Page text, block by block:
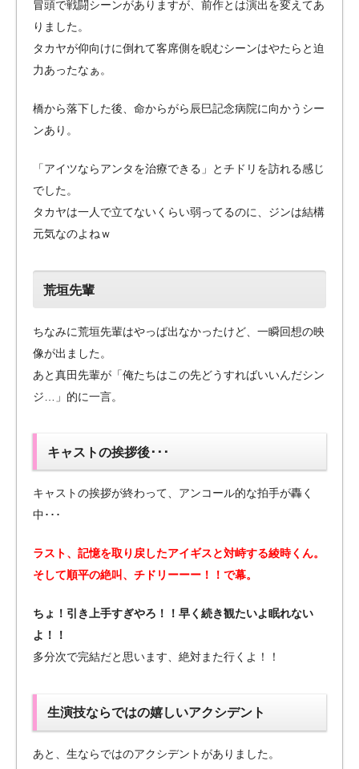
冒頭で戦闘シーンがありますが、前作とは演出を変えてあ
りました。
タカヤが仰向けに倒れて客席側を睨むシーンはやたらと迫
力あったなぁ。
橋から落下した後、命からがら辰巳記念病院に向かうシー
ンあり。
「アイツならアンタを治療できる」とチドリを訪れる感じ
でした。
タカヤは一人で立てないくらい弱ってるのに、ジンは結構
元気なのよねｗ
荒垣先輩
ちなみに荒垣先輩はやっば出なかったけど、一瞬回想の映
像が出ました。
あと真田先輩が「俺たちはこの先どうすればいいんだシン
ジ…」的に一言。
キャストの挨拶後･･･
キャストの挨拶が終わって、アンコール的な拍手が轟く
中･･･
ラスト、記憶を取り戻したアイギスと対峙する綾時くん。
そして順平の絶叫、チドリーーー！！で幕。
ちょ！引き上手すぎやろ！！早く続き観たいよ眠れない
よ！！
多分次で完結だと思います、絶対また行くよ！！
生演技ならではの嬉しいアクシデント
あと、生ならではのアクシデントがありました。